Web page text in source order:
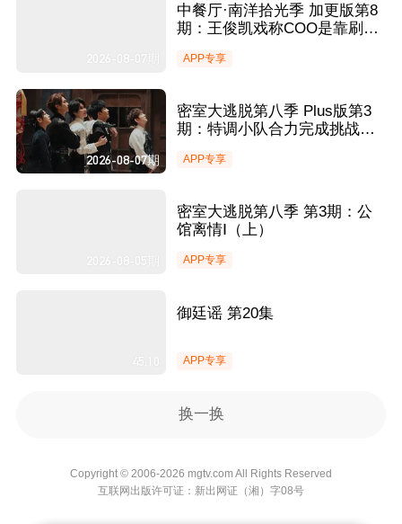
2026-08-07期
中餐厅·南洋拾光季 加更版第8
期：王俊凯戏称COO是靠刷碗
机
APP专享
2026-08-07期
密室大逃脱第八季 Plus版第3
期：特调小队合力完成挑战团
情包？
APP专享
2026-08-05期
密室大逃脱第八季 第3期：公
馆离情Ⅰ（上）
APP专享
45:10
御廷谣 第20集
APP专享
换一换
Copyright © 2006-2026 mgtv.com All Rights Reserved
互联网出版许可证：新出网证（湘）字08号